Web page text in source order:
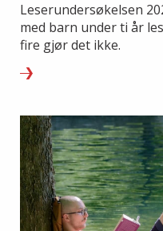
Leserundersøkelsen
med barn under ti år
fire gjør det ikke.